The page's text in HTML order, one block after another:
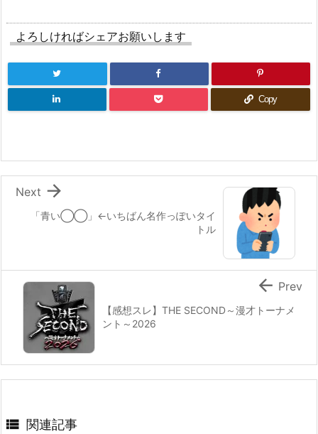
よろしければシェアお願いします
Copy
「青い◯◯」←いちばん名作っぽいタイ
トル

Next
【感想スレ】THE SECOND～漫才トーナメ
ント～2026
 Prev
 関連記事